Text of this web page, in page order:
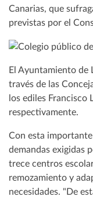
Canarias, que
previstas por el
El Ayuntamiento de
través de las
los ediles Francisco
respectivamente.
Con esta
demandas exigidas
trece centros
remozamiento y
necesidades. "De